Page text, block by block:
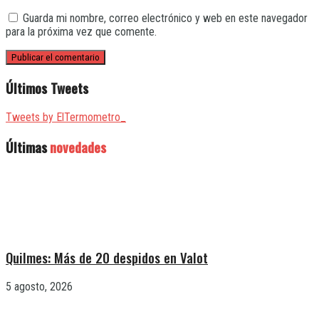
Guarda mi nombre, correo electrónico y web en este navegador
para la próxima vez que comente.
Últimos Tweets
Tweets by ElTermometro_
Últimasnovedades
Quilmes: Más de 20 despidos en Valot
5 agosto, 2026